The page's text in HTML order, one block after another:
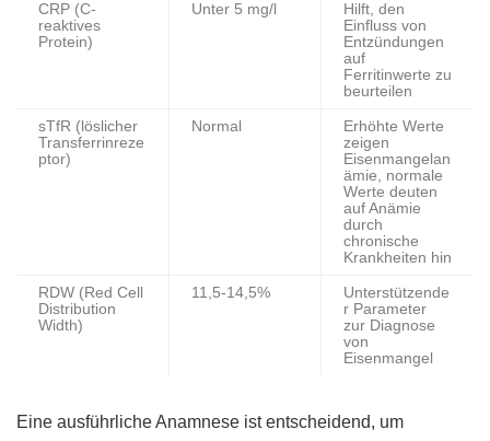
CRP (C-
reaktives
Protein)
Unter 5 mg/l
Hilft, den
Einfluss von
Entzündungen
auf
Ferritinwerte zu
beurteilen
sTfR (löslicher
Transferrinreze
ptor)
Normal
Erhöhte Werte
zeigen
Eisenmangelan
ämie, normale
Werte deuten
auf Anämie
durch
chronische
Krankheiten hin
RDW (Red Cell
Distribution
Width)
11,5-14,5%
Unterstützende
r Parameter
zur Diagnose
von
Eisenmangel
Eine ausführliche Anamnese ist entscheidend, um